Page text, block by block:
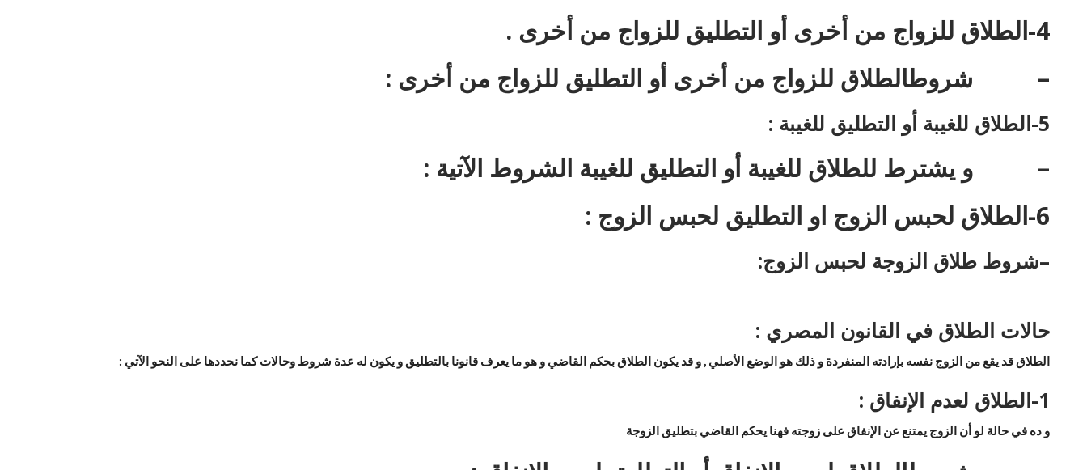
4- الطلاق للزواج من أخرى أو التطليق للزواج من أخرى .
–
شروطالطلاق للزواج من أخرى أو التطليق للزواج من أخرى :
5- الطلاق للغيبة أو التطليق للغيبة :
–
و يشترط للطلاق للغيبة أو التطليق للغيبة الشروط الآتية :
6- الطلاق لحبس الزوج او التطليق لحبس الزوج :
–شروط طلاق الزوجة لحبس الزوج:
حالات الطلاق في القانون المصري :
الطلاق قد يقع من الزوج نفسه بإرادته المنفردة و ذلك هو الوضع الأصلي , و قد يكون الطلاق بحكم القاضي و هو ما يعرف قانونا بالتطليق و يكون له عدة شروط وحالات كما نحددها على النحو الآتي :
1- الطلاق لعدم الإنفاق :
و ده في حالة لو أن الزوج يمتنع عن الإنفاق على زوجته فهنا يحكم القاضي بتطليق الزوجة